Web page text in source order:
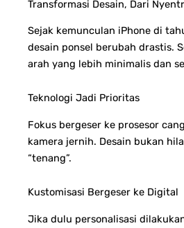
Transformasi Desain, Dari
Sejak kemunculan iPhone di
desain ponsel berubah drastis.
arah yang lebih minimalis dan
Teknologi Jadi Prioritas
Fokus bergeser ke prosesor
kamera jernih. Desain bukan
“tenang”.
Kustomisasi Bergeser ke Digital
Jika dulu personalisasi